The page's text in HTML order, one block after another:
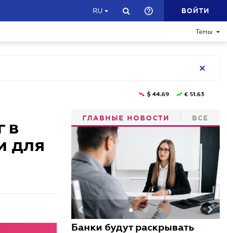
RU ВОЙТИ
Темы
$ 44.69 € 51.63
в
для
ГЛАВНЫЕ НОВОСТИ ВСЕ
Банки будут раскрывать